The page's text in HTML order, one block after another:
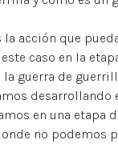
la acción que
caso en la
la guerra de
desarrollando
en una etapa
no podemos